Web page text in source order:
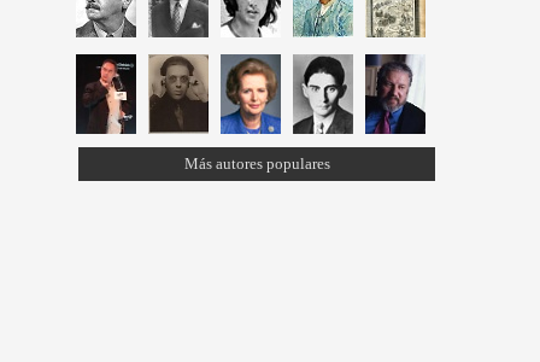
Más autores populares